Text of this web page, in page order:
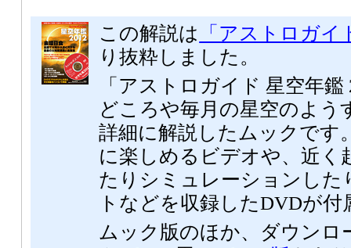
この解説は
「アストロガイ
り抜粋しました。
「アストロガイド 星空年
どころや毎月の星空のよう
詳細に解説したムックです
に楽しめるビデオや、近く
たりシミュレーションし
トなどを収録したDVDが付
ムック版のほか、ダウンロ